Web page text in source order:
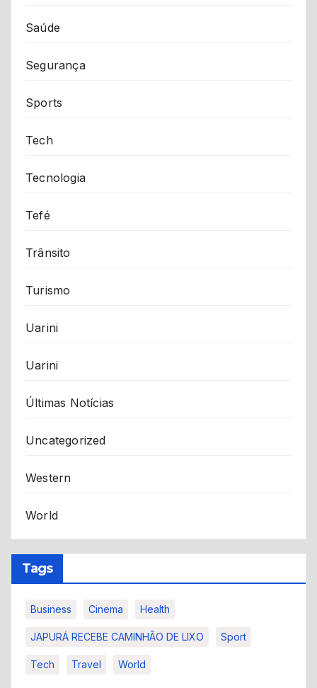
Saúde
Segurança
Sports
Tech
Tecnologia
Tefé
Trânsito
Turismo
Uarini
Uarini
Últimas Notícias
Uncategorized
Western
World
Tags
Business Cinema Health
JAPURÁ RECEBE CAMINHÃO DE LIXO Sport
Tech Travel World